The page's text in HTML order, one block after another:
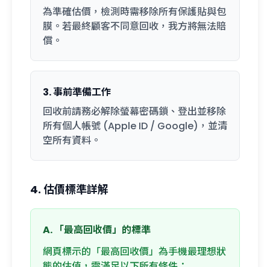
為準確估價，檢測時需移除所有保護貼與包
膜。若最終顧客不同意回收，我方將無法賠
償。
3. 事前準備工作
回收前請務必解除螢幕密碼鎖、登出並移除
所有個人帳號 (Apple ID / Google)，並清
空所有資料。
4. 估價標準詳解
A. 「最高回收價」的標準
網頁標示的「最高回收價」為手機最理想狀